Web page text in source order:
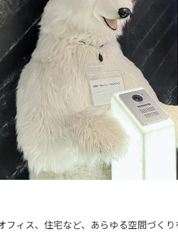
フィス、住宅など、あらゆる空間づく